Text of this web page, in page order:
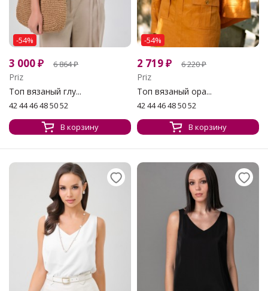
-54%
3 000₽ 6 864₽
Priz
Топ вязаный глу...
42 44 46 48 50 52
В корзину
-54%
2 719₽ 6 220₽
Priz
Топ вязаный ора...
42 44 46 48 50 52
В корзину